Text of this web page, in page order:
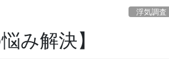
浮気調査
み解決】